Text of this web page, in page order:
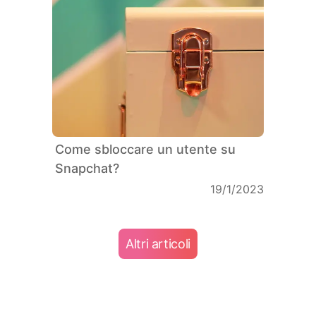
Come sbloccare un utente su
Snapchat?
19/1/2023
Altri articoli